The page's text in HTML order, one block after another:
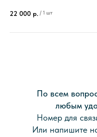
22 000 р. / 1 шт
По всем
любым
Номер для
Или напишите